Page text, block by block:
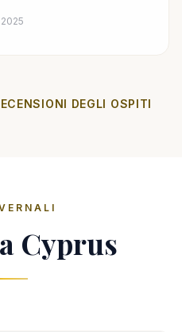
DEGLI OSPITI
Cyprus